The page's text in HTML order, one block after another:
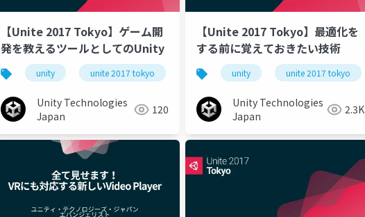
【Unite 2017 Tokyo】ゲーム開
発を教えるツールとしてのUnity
unity unite 2017 tokyo
Unity Technologies
Japan
120
【Unite 2017 Tokyo】最適化を
する前に覚えておきたい技術
unity unite 2017 tokyo
Unity Technologies
Japan
2.3K